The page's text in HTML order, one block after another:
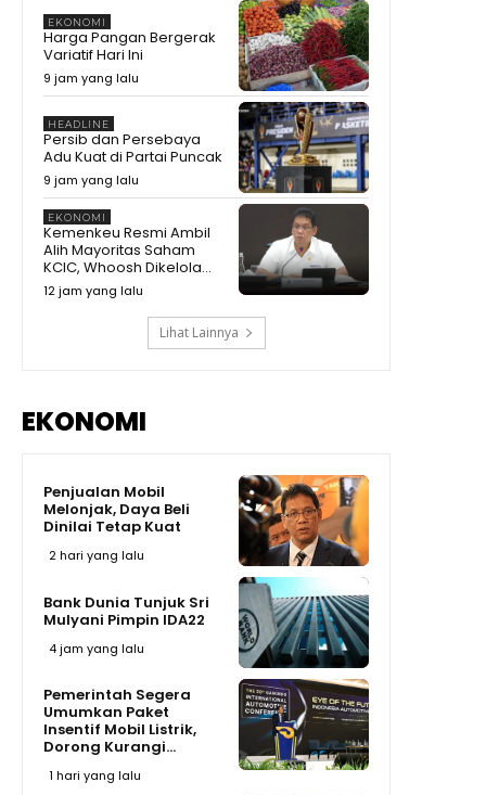
EKONOMI
Harga Pangan Bergerak
Variatif Hari Ini
9 jam yang lalu
HEADLINE
Persib dan Persebaya
Adu Kuat di Partai Puncak
9 jam yang lalu
EKONOMI
Kemenkeu Resmi Ambil
Alih Mayoritas Saham
KCIC, Whoosh Dikelola...
12 jam yang lalu
Lihat Lainnya
EKONOMI
Penjualan Mobil
Melonjak, Daya Beli
Dinilai Tetap Kuat
2 hari yang lalu
Bank Dunia Tunjuk Sri
Mulyani Pimpin IDA22
4 jam yang lalu
Pemerintah Segera
Umumkan Paket
Insentif Mobil Listrik,
Dorong Kurangi...
1 hari yang lalu